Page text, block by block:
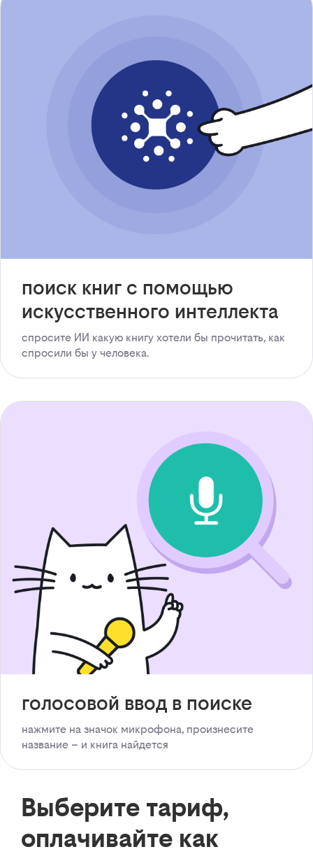
поиск книг с помощью
искусственного интеллекта
спросите ИИ какую книгу хотели бы прочитать, как
спросили бы у человека.
голосовой ввод в поиске
нажмите на значок микрофона, произнесите
название – и книга найдется
Выберите тариф,
оплачивайте как